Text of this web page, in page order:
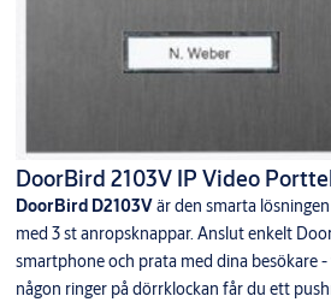
DoorBird 2103V IP Video
DoorBird D2103Vär den smarta
med 3 st anropsknappar. Anslut enkelt
smartphone och prata med dina besökare -
någon ringer på dörrklockan får du ett